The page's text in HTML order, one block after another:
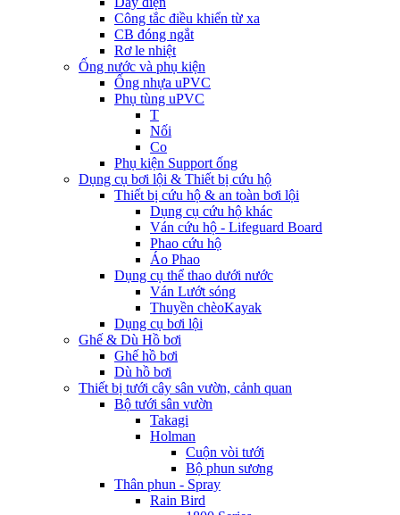
Công tắc điều khiển từ xa
CB đóng ngắt
Rơ le nhiệt
Ống nước và phụ kiện
Ống nhựa uPVC
Phụ tùng uPVC
T
Nối
Co
Phụ kiện Support ống
Dụng cụ bơi lội & Thiết bị cứu hộ
Thiết bị cứu hộ & an toàn bơi lội
Dụng cụ cứu hộ khác
Ván cứu hộ - Lifeguard Board
Phao cứu hộ
Áo Phao
Dụng cụ thể thao dưới nước
Ván Lướt sóng
Thuyền chèoKayak
Dụng cụ bơi lội
Ghế & Dù Hồ bơi
Ghế hồ bơi
Dù hồ bơi
Thiết bị tưới cây sân vườn, cảnh quan
Bộ tưới sân vườn
Takagi
Holman
Cuộn vòi tưới
Bộ phun sương
Thân phun - Spray
Rain Bird